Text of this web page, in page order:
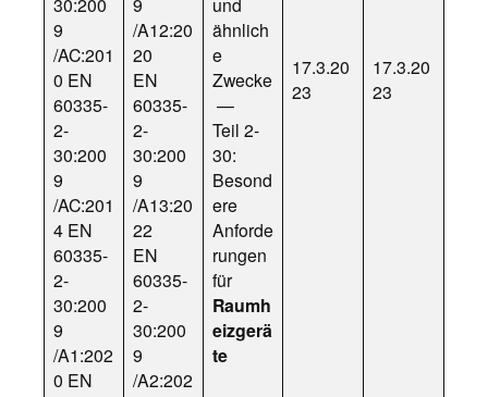
9
/AC:201
0 EN
60335-
2-
30:200
9
/AC:201
4 EN
60335-
2-
30:200
9
/A1:202
0 EN
/A12:20
20
EN
60335-
2-
30:200
9
/A13:20
22
EN
60335-
2-
30:200
9
/A2:202
ähnlich
e
Zwecke
—
Teil 2-
30:
Besond
ere
Anforde
rungen
für
Raumh
eizgerä
te
17.3.20
23
17.3.20
23